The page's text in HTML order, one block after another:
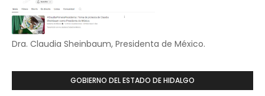
Dra. Claudia Sheinbaum, Presidenta de México.
GOBIERNO DEL ESTADO DE HIDALGO